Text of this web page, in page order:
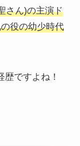
さん)の主演ド
役の幼少時代
ですよね！